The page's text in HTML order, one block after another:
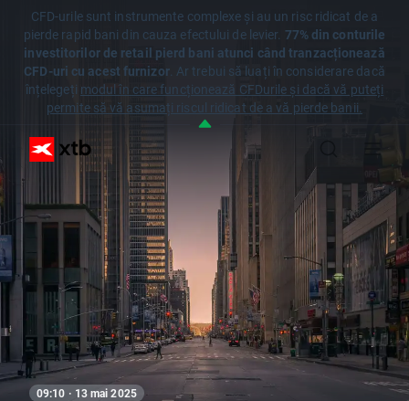
CFD-urile sunt instrumente complexe și au un risc ridicat de a
pierde rapid bani din cauza efectului de levier. 77% din conturile
investitorilor de retail pierd bani atunci când tranzacționează
CFD-uri cu acest furnizor. Ar trebui să luați în considerare dacă
înțelegeți modul în care funcționează CFDurile și dacă vă puteți
permite să vă asumați riscul ridicat de a vă pierde banii.
09:10 · 13 mai 2025